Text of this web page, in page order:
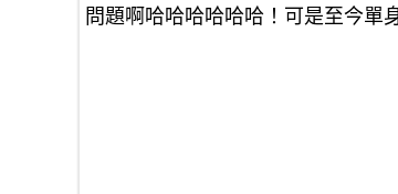
問題啊哈哈哈哈哈哈！可是至今單